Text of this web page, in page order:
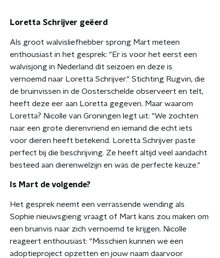
Loretta Schrijver geëerd
Als groot walvisliefhebber sprong Mart meteen
enthousiast in het gesprek: "Er is voor het eerst een
walvisjong in Nederland dit seizoen en deze is
vernoemd naar Loretta Schrijver." Stichting Rugvin, die
de bruinvissen in de Oosterschelde observeert en telt,
heeft deze eer aan Loretta gegeven. Maar waarom
Loretta? Nicolle van Groningen legt uit: "We zochten
naar een grote dierenvriend en iemand die echt iets
voor dieren heeft betekend. Loretta Schrijver paste
perfect bij die beschrijving. Ze heeft altijd veel aandacht
besteed aan dierenwelzijn en was de perfecte keuze."
Is Mart de volgende?
Het gesprek neemt een verrassende wending als
Sophie nieuwsgierig vraagt of Mart kans zou maken om
een bruinvis naar zich vernoemd te krijgen. Nicolle
reageert enthousiast: "Misschien kunnen we een
adoptieproject opzetten en jouw naam daarvoor